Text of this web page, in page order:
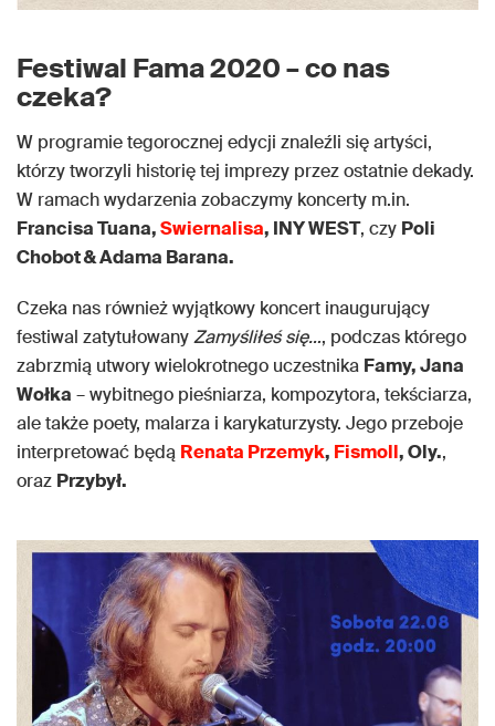
Festiwal Fama 2020 – co nas
czeka?
W programie tegorocznej edycji znaleźli się artyści,
którzy tworzyli historię tej imprezy przez ostatnie dekady.
W ramach wydarzenia zobaczymy koncerty m.in.
Francisa Tuana,Swiernalisa, INY WEST, czy Poli
Chobot & Adama Barana.
Czeka nas również wyjątkowy koncert inaugurujący
festiwal zatytułowanyZamyśliłeś się…, podczas którego
zabrzmią utwory wielokrotnego uczestnika Famy, Jana
Wołka – wybitnego pieśniarza, kompozytora, tekściarza,
ale także poety, malarza i karykaturzysty. Jego przeboje
interpretować będą Renata Przemyk, Fismoll, Oly.,
oraz Przybył.